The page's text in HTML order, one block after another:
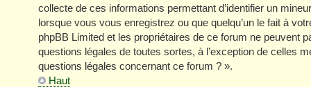
collecte de ces informations permettant d’identifier un
lorsque vous vous enregistrez ou que quelqu’un le fait à
phpBB Limited et les propriétaires de ce forum ne peuvent
questions légales de toutes sortes, à l’exception de celles
questions légales concernant ce forum ? ».
Haut